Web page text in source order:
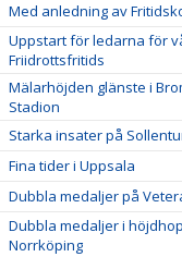
Med anledning av
Uppstart för ledarna för
Friidrottsfritids
Mälarhöjden glänste i
Stadion
Starka insater på
Fina tider i Uppsala
Dubbla medaljer på
Dubbla medaljer i
Norrköping